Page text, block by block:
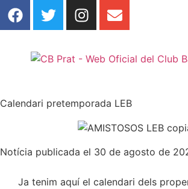
Calendari pretemporada LEB
Notícia publicada el 30 de agosto de
Ja tenim aquí el calendari dels